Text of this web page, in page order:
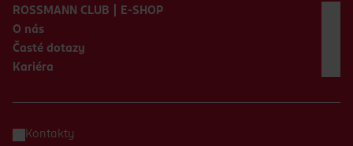
ROSSMANN CLUB | E-SHOP
O nás
Časté dotazy
Kariéra
Kontakty